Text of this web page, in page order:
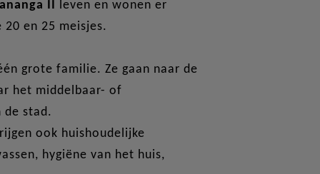
II leven en wonen er
20 en 25 meisjes.
grote familie. Ze gaan naar de
het middelbaar- of
de stad.
ook huishoudelijke
hygiëne van het huis,